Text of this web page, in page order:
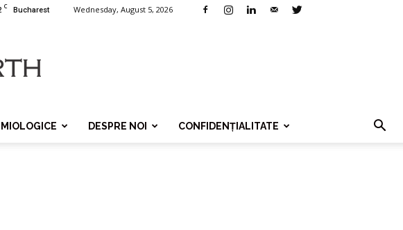
C Bucharest Wednesday, August 5, 2026
DESPRE NOI CONFIDENȚIALITATE